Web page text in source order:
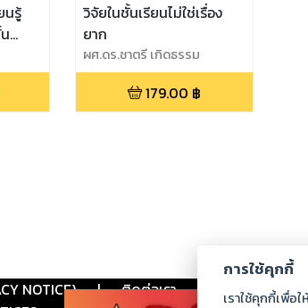
นรู้
วิจัยในชั้นเรียนไม่ใช่เรื่อง
ยาก
ผศ.ดร.ชาตรี เกิดธรรม
179.00 ฿
NOTICE) | ติดต่อเรา ร่วมงานกับเรา
การใช้คุกกี้
เราใช้คุกกี้เพื่อ